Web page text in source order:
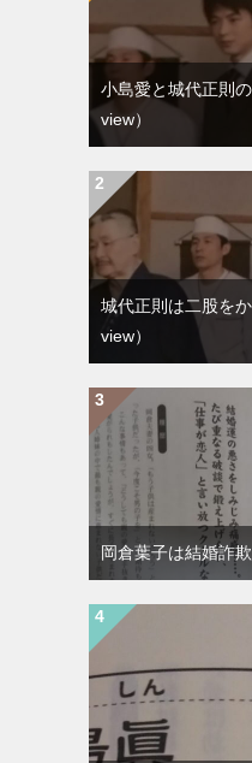
小島愛と城代正則
view）
城代正則は二股を
view）
岡倉葉子は結婚詐